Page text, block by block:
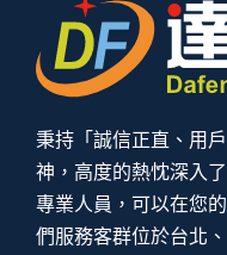
秉持「誠信正直、用
神，高度的熱忱深入
專業人員，可以在您
們服務客群位於台北